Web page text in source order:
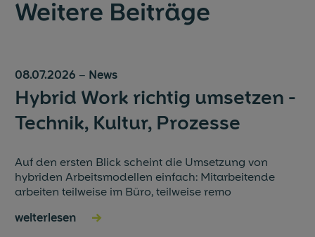
Weitere Beiträge
08.07.2026 – News
Hybrid Work richtig umsetzen -
Technik, Kultur, Prozesse
Auf den ersten Blick scheint die Umsetzung von
hybriden Arbeitsmodellen einfach: Mitarbeitende
arbeiten teilweise im Büro, teilweise remo
weiterlesen →